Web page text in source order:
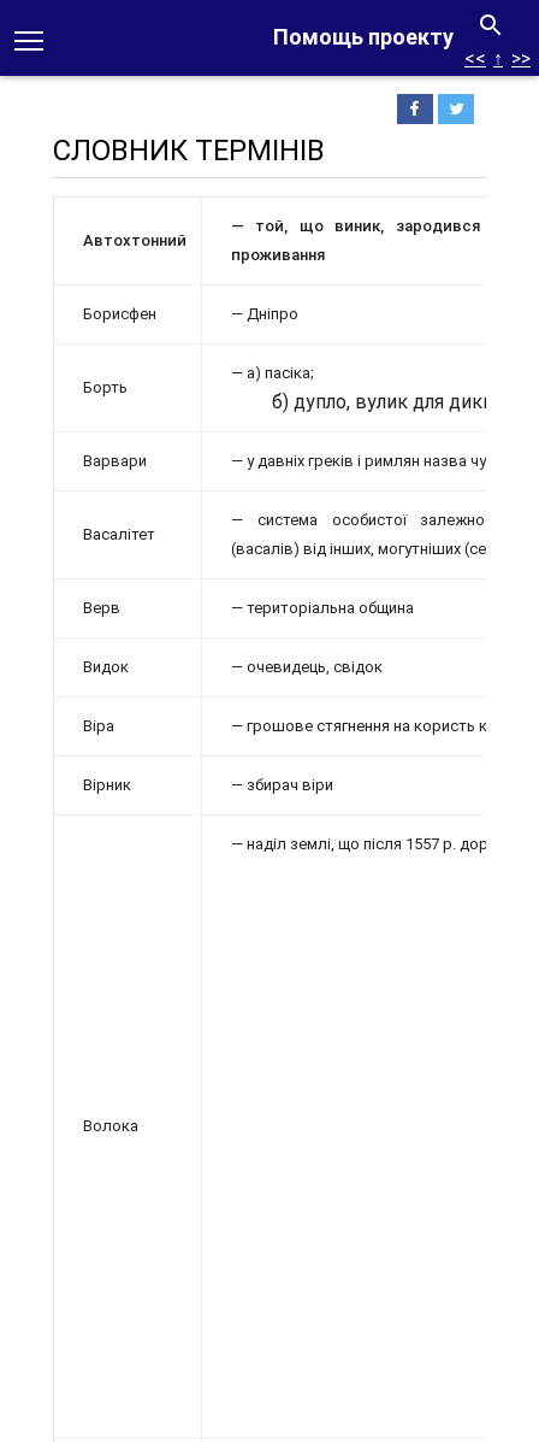
Помощь проекту
<< ↑ >>
СЛОВНИК ТЕРМІНІВ
Автохтонний
— той, що виник, зародився на
проживання
Борисфен — Дніпро
Борть
— а) пасіка;
б) дупло, вулик для диких
Варвари — у давніх греків і римлян назва
Васалітет
— система особистої залежності
(васалів) від інших, могутніших
Верв — територіальна община
Видок — очевидець, свідок
Віра — грошове стягнення на користь князя
Вірник — збирач віри
Волока
— наділ землі, що після 1557 р.